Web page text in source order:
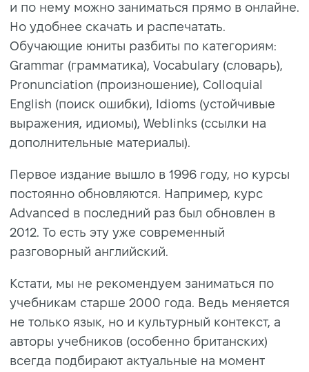
и по нему можно заниматься прямо в онлайне.
Но удобнее скачать и распечатать.
Обучающие юниты разбиты по категориям:
Grammar (грамматика), Vocabulary (словарь),
Pronunciation (произношение), Colloquial
English (поиск ошибки), Idioms (устойчивые
выражения, идиомы), Weblinks (ссылки на
дополнительные материалы).
Первое издание вышло в 1996 году, но курсы
постоянно обновляются. Например, курс
Advanced в последний раз был обновлен в
2012. То есть эту уже современный
разговорный английский.
Кстати, мы не рекомендуем заниматься по
учебникам старше 2000 года. Ведь меняется
не только язык, но и культурный контекст, а
авторы учебников (особенно британских)
всегда подбирают актуальные на момент